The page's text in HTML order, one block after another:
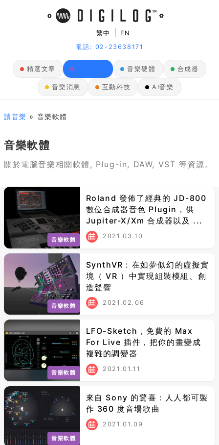
繁中
EN
電話: 02-23638171
精選文章 音樂硬體 合成器
音樂消息 互動科技 AI音樂
讀音樂 » 音樂軟體
音樂軟體
關於電腦音樂相關軟體, Plug-in, DAW, VST 等資源。
音樂軟體
Roland 發佈了經典的 JD-800
數位合成器音色 Plugin，供
Jupiter-X/Xm 合成器以及 ...
2021.03.10
音樂軟體
SynthVR : 在如夢似幻的虛擬實
境（ VR ）中實現組裝模組、創
造聲響
2021.02.06
音樂軟體
LFO-Sketch，免費的 Max
For Live 插件，把你的畫變成
複雜的調變器
2021.01.11
音樂軟體
來自 Sony 的驚喜：人人都可製
作 360 度音場歌曲
2021.01.09